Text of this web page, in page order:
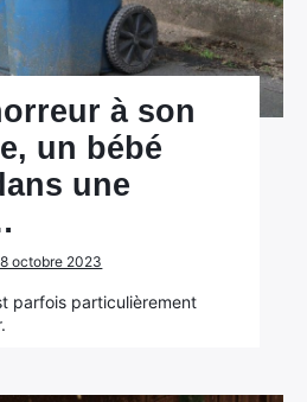
à son
un bébé
une
octobre 2023
parfois particulièrement